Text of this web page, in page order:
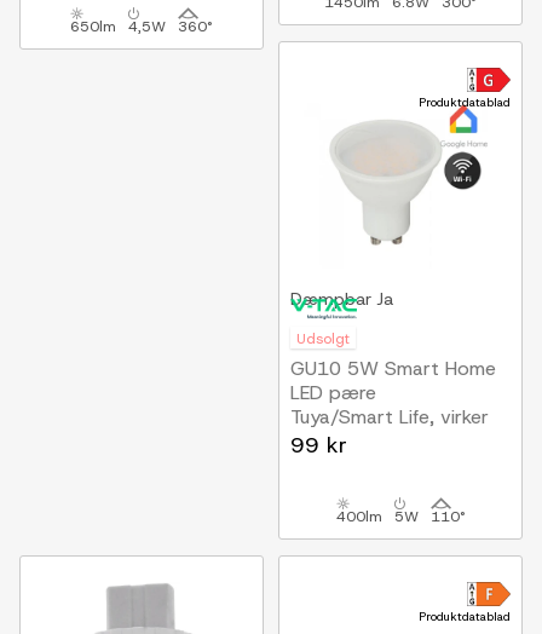
650lm 4,5W 360°
Produktdatablad
Udsolgt
Dæmpbar Ja
GU10 5W Smart Home
LED pære
Tuya/Smart Life, virker
med Google Home,
99 kr
400lm 5W 110°
Produktdatablad